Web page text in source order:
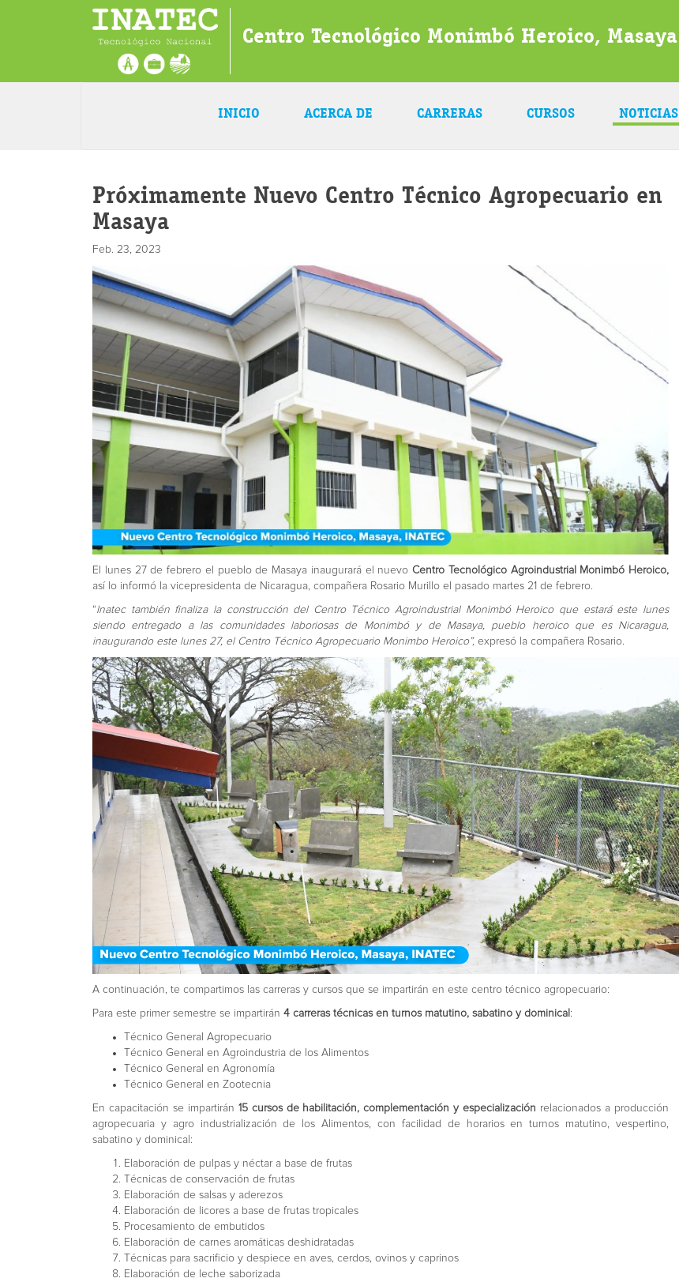
Centro Tecnológico Monimbó Heroico, Masaya
INICIO ACERCA DE CARRERAS CURSOS NOTICIAS
Próximamente Nuevo Centro Técnico Agropecuario en
Masaya
Feb. 23, 2023
El lunes 27 de febrero el pueblo de Masaya inaugurará el nuevo Centro Tecnológico Agroindustrial Monimbó Heroico,
así lo informó la vicepresidenta de Nicaragua, compañera Rosario Murillo el pasado martes 21 de febrero.
“Inatec también finaliza la construcción del Centro Técnico Agroindustrial Monimbó Heroico que estará este lunes
siendo entregado a las comunidades laboriosas de Monimbó y de Masaya, pueblo heroico que es Nicaragua,
inaugurando este lunes 27, el Centro Técnico Agropecuario Monimbo Heroico”, expresó la compañera Rosario.
A continuación, te compartimos las carreras y cursos que se impartirán en este centro técnico agropecuario:
Para este primer semestre se impartirán 4 carreras técnicas en turnos matutino, sabatino y dominical :
Técnico General Agropecuario
Técnico General en Agroindustria de los Alimentos
Técnico General en Agronomía
Técnico General en Zootecnia
En capacitación se impartirán 15 cursos de habilitación, complementación y especialización relacionados a producción
agropecuaria y agro industrialización de los Alimentos, con facilidad de horarios en turnos matutino, vespertino,
sabatino y dominical:
Elaboración de pulpas y néctar a base de frutas
Técnicas de conservación de frutas
Elaboración de salsas y aderezos
Elaboración de licores a base de frutas tropicales
Procesamiento de embutidos
Elaboración de carnes aromáticas deshidratadas
Técnicas para sacrificio y despiece en aves, cerdos, ovinos y caprinos
Elaboración de leche saborizada